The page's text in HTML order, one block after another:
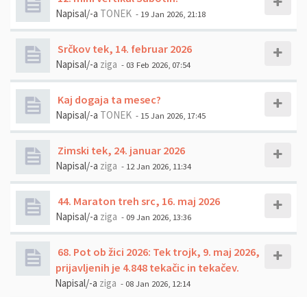
Napisal/-a TONEK - 19 Jan 2026, 21:18
Srčkov tek, 14. februar 2026
Napisal/-a ziga - 03 Feb 2026, 07:54
Kaj dogaja ta mesec?
Napisal/-a TONEK - 15 Jan 2026, 17:45
Zimski tek, 24. januar 2026
Napisal/-a ziga - 12 Jan 2026, 11:34
44. Maraton treh src, 16. maj 2026
Napisal/-a ziga - 09 Jan 2026, 13:36
68. Pot ob žici 2026: Tek trojk, 9. maj 2026,
prijavljenih je 4.848 tekačic in tekačev.
Napisal/-a ziga - 08 Jan 2026, 12:14